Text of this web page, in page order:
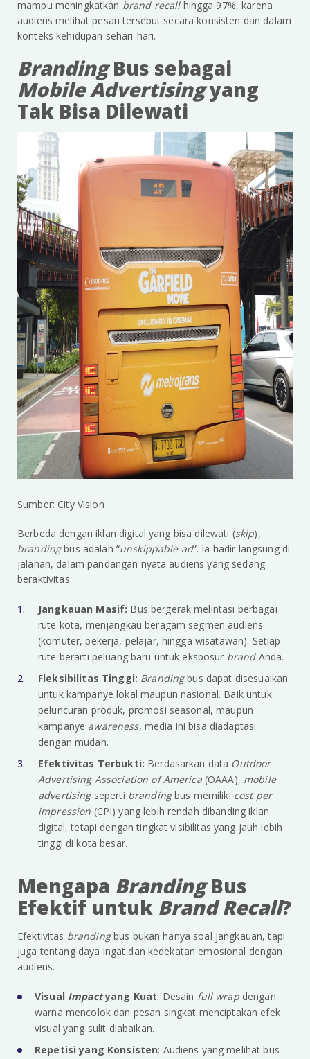
mampu meningkatkan brand recall hingga 97%, karena
audiens melihat pesan tersebut secara konsisten dan dalam
konteks kehidupan sehari-hari.
BrandingBus sebagai
Mobile Advertisingyang
Tak Bisa Dilewati
Sumber: City Vision
Berbeda dengan iklan digital yang bisa dilewati (skip),
brandingbus adalah “unskippable ad”. Ia hadir langsung di
jalanan, dalam pandangan nyata audiens yang sedang
beraktivitas.
Jangkauan Masif: Bus bergerak melintasi berbagai
rute kota, menjangkau beragam segmen audiens
(komuter, pekerja, pelajar, hingga wisatawan). Setiap
rute berarti peluang baru untuk eksposur brand Anda.
Fleksibilitas Tinggi: Brandingbus dapat disesuaikan
untuk kampanye lokal maupun nasional. Baik untuk
peluncuran produk, promosi seasonal, maupun
kampanye awareness, media ini bisa diadaptasi
dengan mudah.
Efektivitas Terbukti: Berdasarkan data Outdoor
Advertising Association of America (OAAA), mobile
advertisingseperti brandingbus memiliki cost per
impression (CPI) yang lebih rendah dibanding iklan
digital, tetapi dengan tingkat visibilitas yang jauh lebih
tinggi di kota besar.
Mengapa BrandingBus
Efektif untuk Brand Recall?
Efektivitas brandingbus bukan hanya soal jangkauan, tapi
juga tentang daya ingat dan kedekatan emosional dengan
audiens.
Visual Impactyang Kuat: Desain full wrap dengan
warna mencolok dan pesan singkat menciptakan efek
visual yang sulit diabaikan.
Repetisi yang Konsisten: Audiens yang melihat bus